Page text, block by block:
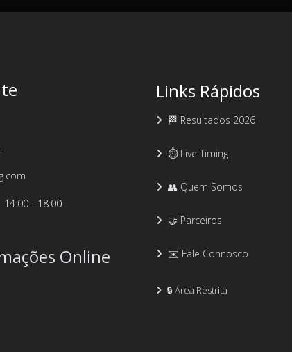
14:00 - 18:00
Online
Links Rápidos
🏁 Resultados 2026
⏱️ Live Timing
👥 Quem Somos
🤝 Parceiros
✉️ Fale Connosco
🔒 Área Restrita